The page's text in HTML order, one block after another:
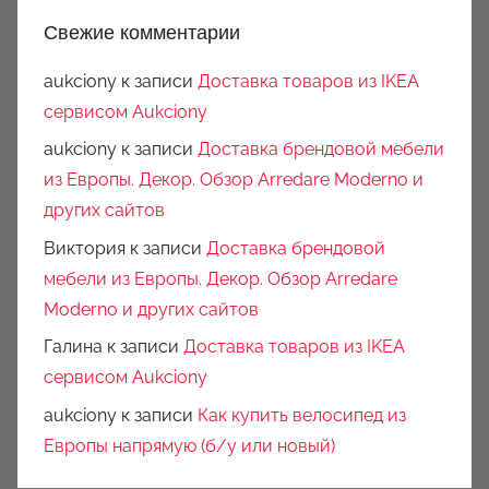
Свежие комментарии
aukciony к записи Доставка товаров из IKEA
сервисом Aukciony
aukciony к записи Доставка брендовой мебели
из Европы. Декор. Обзор Arredare Moderno и
других сайтов
Виктория к записи Доставка брендовой
мебели из Европы. Декор. Обзор Arredare
Moderno и других сайтов
Галина к записи Доставка товаров из IKEA
сервисом Aukciony
aukciony к записи Как купить велосипед из
Европы напрямую (б/у или новый)